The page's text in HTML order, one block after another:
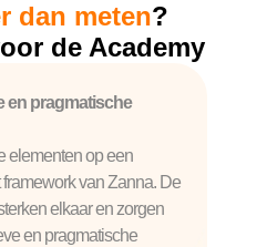
dan meten?
de Academy
en pragmatische
elementen op een
van Zanna. De
elkaar en zorgen
en pragmatische